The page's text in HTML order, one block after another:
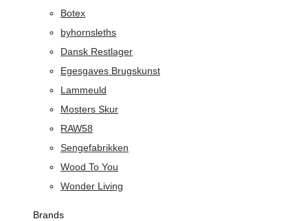
Botex
byhornsleths
Dansk Restlager
Egesgaves Brugskunst
Lammeuld
Mosters Skur
RAW58
Sengefabrikken
Wood To You
Wonder Living
Brands